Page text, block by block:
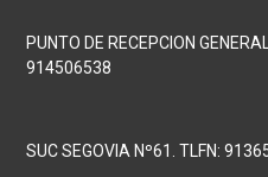
PUNTO DE RECEPCION
914506538
SUC SEGOVIA Nº61. TLFN: